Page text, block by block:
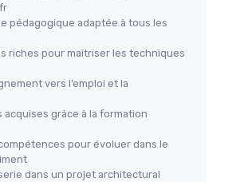
pédagogique adaptée à tous les
riches pour maîtriser les techniques
vers l’emploi et la
grâce à la formation
pour évoluer dans le
dans un projet architectural